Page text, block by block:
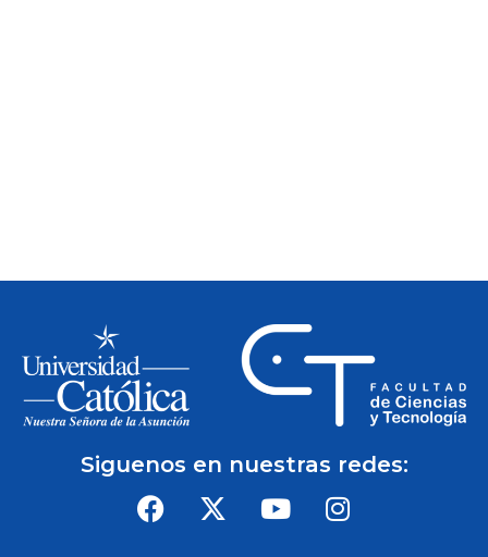
Siguenos en nuestras redes: